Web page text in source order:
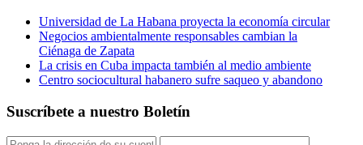
Universidad de La Habana proyecta la economía circular
Negocios ambientalmente responsables cambian la
Ciénaga de Zapata
La crisis en Cuba impacta también al medio ambiente
Centro sociocultural habanero sufre saqueo y abandono
Suscríbete a nuestro Boletín